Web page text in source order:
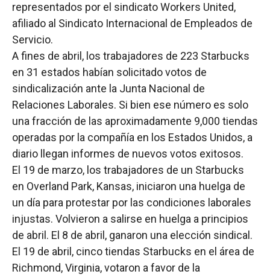
representados por el sindicato Workers United,
afiliado al Sindicato Internacional de Empleados de
Servicio.
A fines de abril, los trabajadores de 223 Starbucks
en 31 estados habían solicitado votos de
sindicalización ante la Junta Nacional de
Relaciones Laborales. Si bien ese número es solo
una fracción de las aproximadamente 9,000 tiendas
operadas por la compañía en los Estados Unidos, a
diario llegan informes de nuevos votos exitosos.
El 19 de marzo, los trabajadores de un Starbucks
en Overland Park, Kansas, iniciaron una huelga de
un día para protestar por las condiciones laborales
injustas. Volvieron a salirse en huelga a principios
de abril. El 8 de abril, ganaron una elección sindical.
El 19 de abril, cinco tiendas Starbucks en el área de
Richmond, Virginia, votaron a favor de la